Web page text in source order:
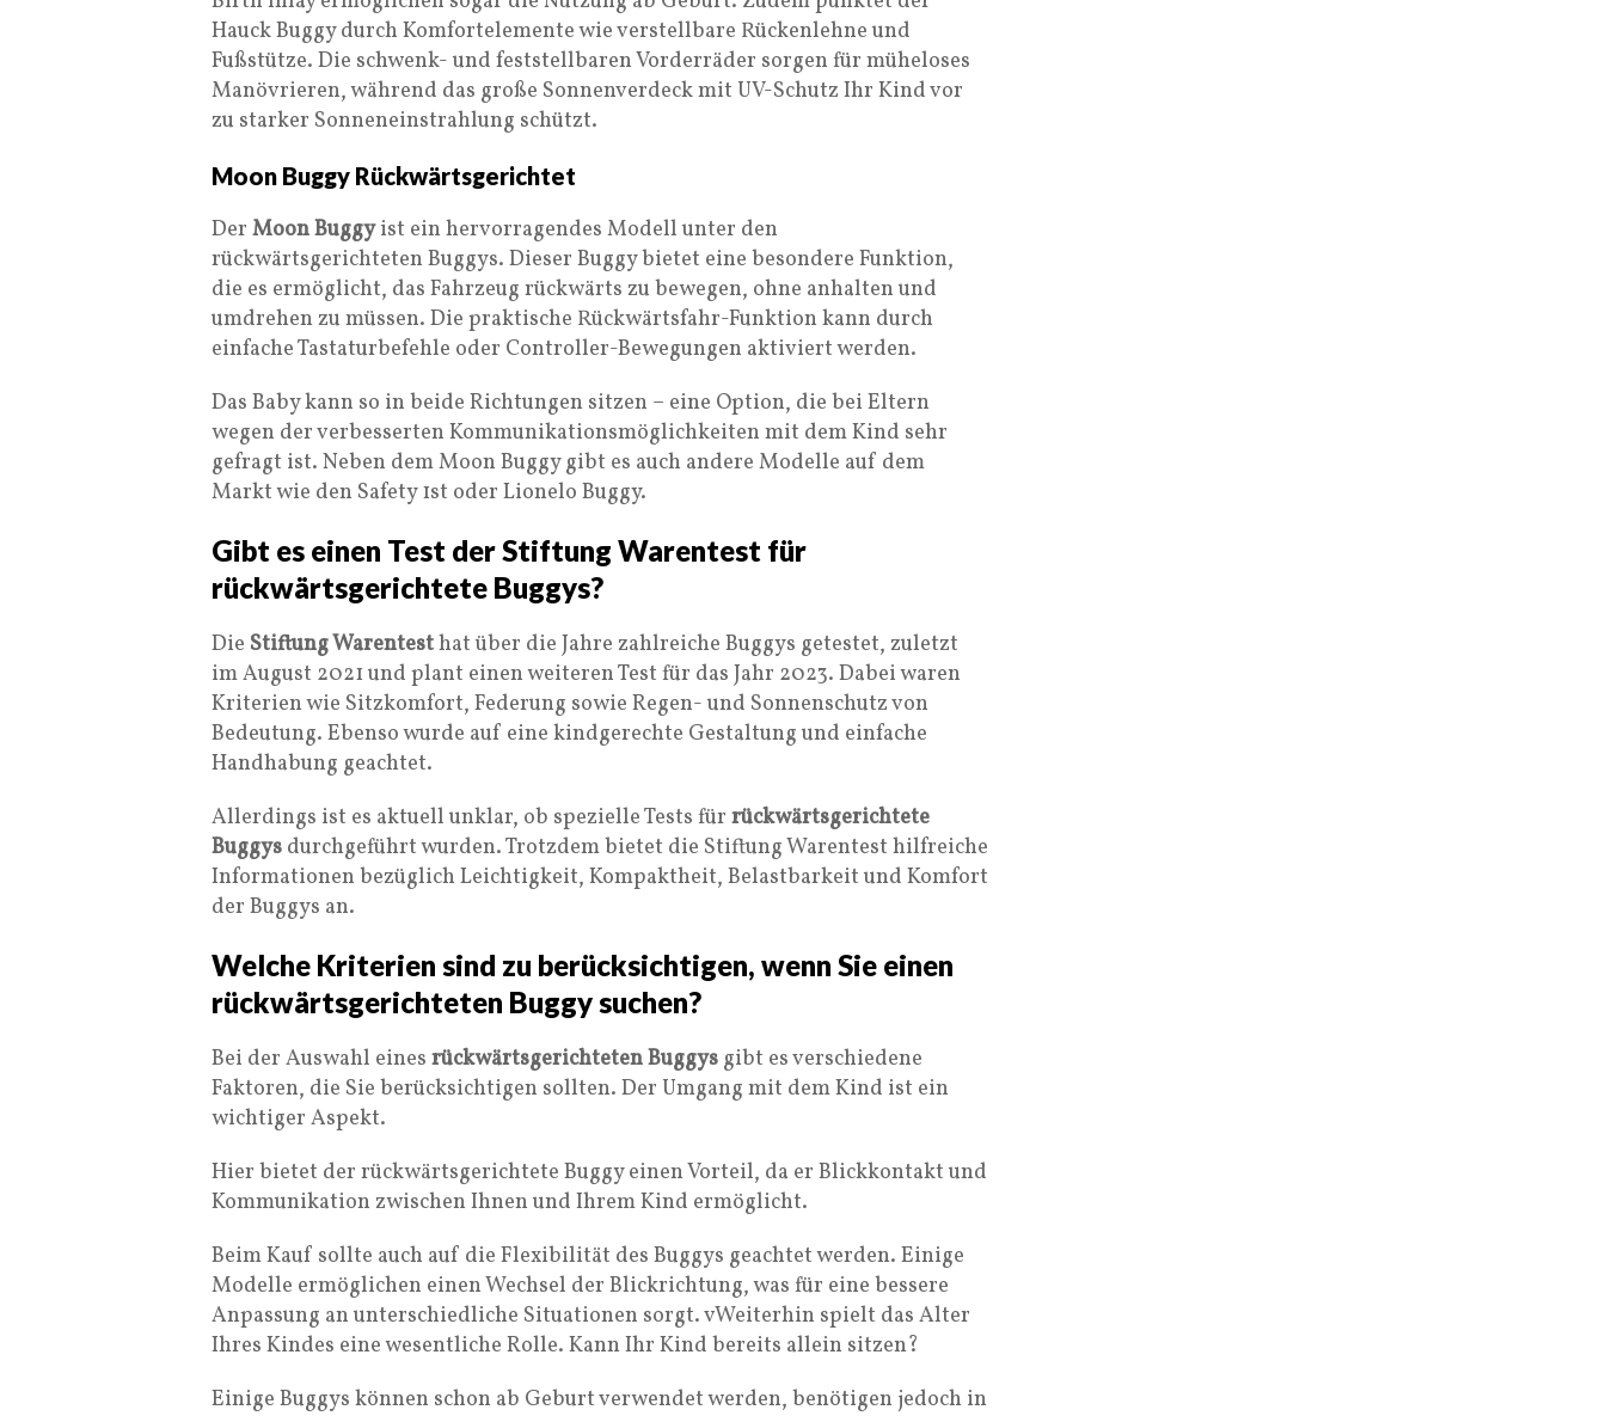
Hauck Buggy durch Komfortelemente wie verstellbare Rückenlehne und
Fußstütze. Die schwenk- und feststellbaren Vorderräder sorgen für müheloses
Manövrieren, während das große Sonnenverdeck mit UV-Schutz Ihr Kind vor
zu starker Sonneneinstrahlung schützt.
Moon Buggy Rückwärtsgerichtet
Der Moon Buggyist ein hervorragendes Modell unter den
rückwärtsgerichteten Buggys. Dieser Buggy bietet eine besondere Funktion,
die es ermöglicht, das Fahrzeug rückwärts zu bewegen, ohne anhalten und
umdrehen zu müssen. Die praktische Rückwärtsfahr-Funktion kann durch
einfache Tastaturbefehle oder Controller-Bewegungen aktiviert werden.
Das Baby kann so in beide Richtungen sitzen – eine Option, die bei Eltern
wegen der verbesserten Kommunikationsmöglichkeiten mit dem Kind sehr
gefragt ist. Neben dem Moon Buggy gibt es auch andere Modelle auf dem
Markt wie den Safety 1st oder Lionelo Buggy.
Gibt es einen Test der Stiftung Warentest für
rückwärtsgerichtete Buggys?
Die Stiftung Warentesthat über die Jahre zahlreiche Buggys getestet, zuletzt
im August 2021 und plant einen weiteren Test für das Jahr 2023. Dabei waren
Kriterien wie Sitzkomfort, Federung sowie Regen- und Sonnenschutz von
Bedeutung. Ebenso wurde auf eine kindgerechte Gestaltung und einfache
Handhabung geachtet.
Allerdings ist es aktuell unklar, ob spezielle Tests für rückwärtsgerichtete
Buggys durchgeführt wurden. Trotzdem bietet die Stiftung Warentest hilfreiche
Informationen bezüglich Leichtigkeit, Kompaktheit, Belastbarkeit und Komfort
der Buggys an.
Welche Kriterien sind zu berücksichtigen, wenn Sie einen
rückwärtsgerichteten Buggy suchen?
Bei der Auswahl eines rückwärtsgerichteten Buggys gibt es verschiedene
Faktoren, die Sie berücksichtigen sollten. Der Umgang mit dem Kind ist ein
wichtiger Aspekt.
Hier bietet der rückwärtsgerichtete Buggy einen Vorteil, da er Blickkontakt und
Kommunikation zwischen Ihnen und Ihrem Kind ermöglicht.
Beim Kauf sollte auch auf die Flexibilität des Buggys geachtet werden. Einige
Modelle ermöglichen einen Wechsel der Blickrichtung, was für eine bessere
Anpassung an unterschiedliche Situationen sorgt. vWeiterhin spielt das Alter
Ihres Kindes eine wesentliche Rolle. Kann Ihr Kind bereits allein sitzen?
Einige Buggys können schon ab Geburt verwendet werden, benötigen jedoch in